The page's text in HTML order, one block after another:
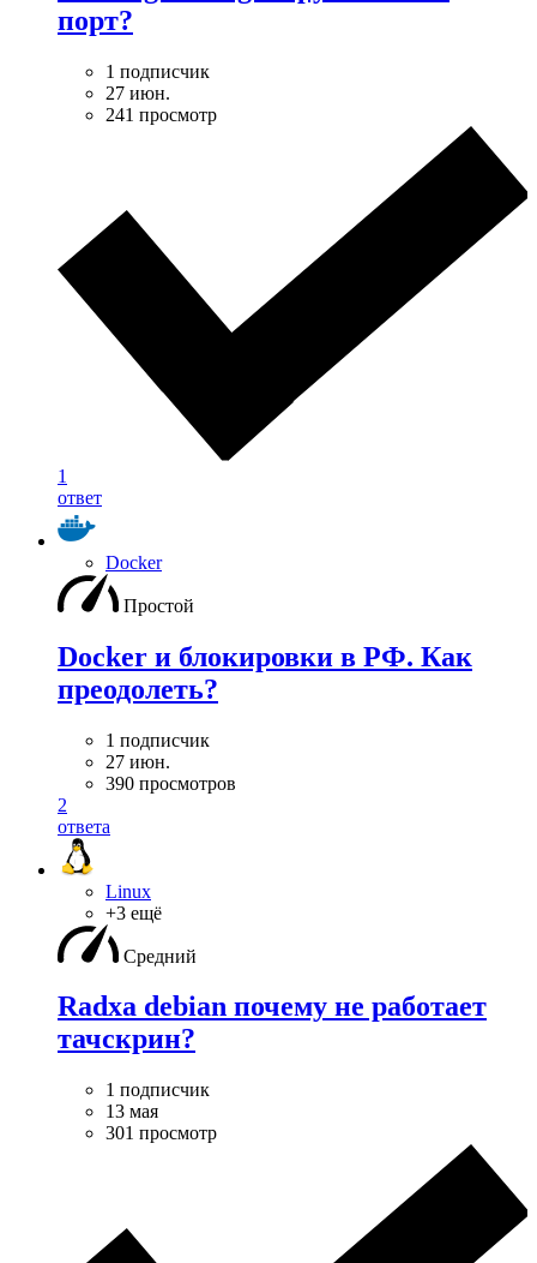
порт?
1 подписчик
27 июн.
241 просмотр
1
ответ
Docker
Простой
Docker и блокировки в РФ. Как
преодолеть?
1 подписчик
27 июн.
390 просмотров
2
ответа
Linux
+3 ещё
Средний
Radxa debian почему не работает
тачскрин?
1 подписчик
13 мая
301 просмотр